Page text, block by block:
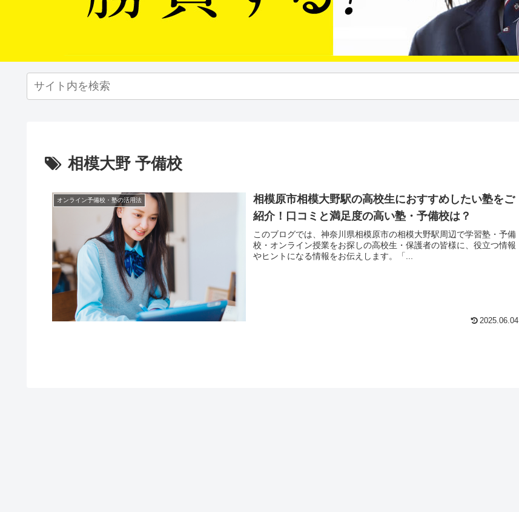
相模大野 予備校
オンライン予備校・塾の活用法
相模原市相模大野駅の高校生におすすめしたい塾をご
紹介！口コミと満足度の高い塾・予備校は？
このブログでは、神奈川県相模原市の相模大野駅周辺で学習塾・予備
校・オンライン授業をお探しの高校生・保護者の皆様に、役立つ情報
やヒントになる情報をお伝えします。「...
2025.06.04